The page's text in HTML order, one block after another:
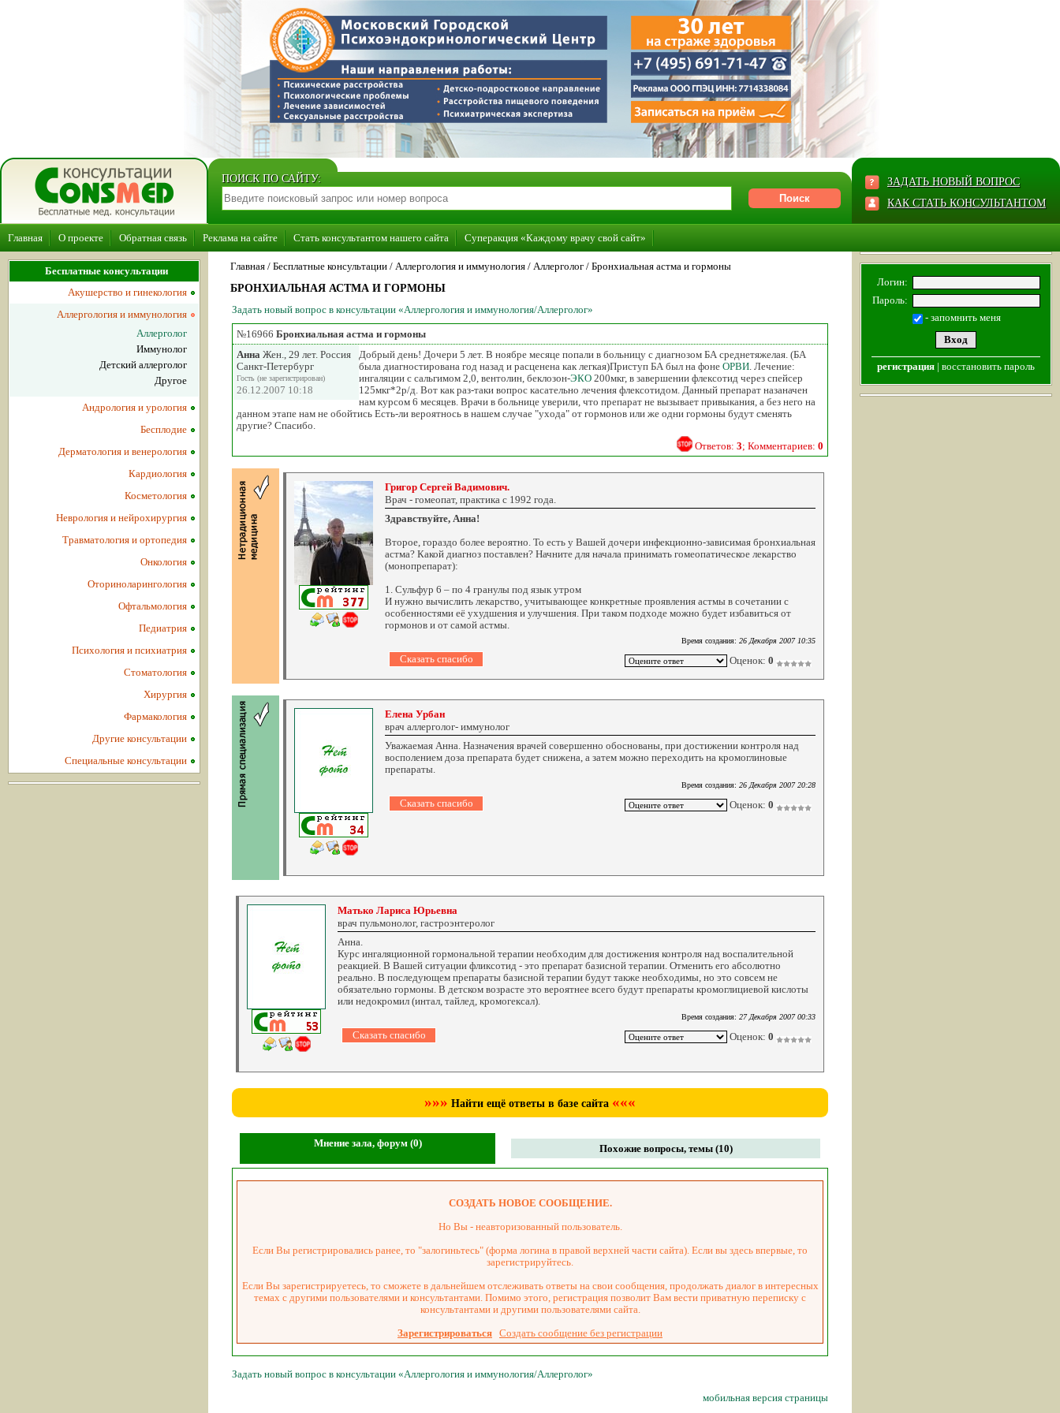
ПОИСК ПО САЙТУ:
ЗАДАТЬ НОВЫЙ ВОПРОС
КАК СТАТЬ КОНСУЛЬТАНТОМ
Главная О проекте Обратная связь Реклама на сайте Стать консультантом нашего сайта Суперакция «Каждому врачу свой сайт»
Главная / Бесплатные консультации / Аллергология и иммунология / Аллерголог / Бронхиальная астма и гормоны
БРОНХИАЛЬНАЯ АСТМА И ГОРМОНЫ
Задать новый вопрос в консультации «Аллергология и иммунология/Аллерголог»
№16966 Бронхиальная астма и гормоны
Анна Жен., 29 лет. Россия
Санкт-Петербург
Гость (не зарегистрирован)
26.12.2007 10:18
Добрый день! Дочери 5 лет. В ноябре месяце попали в больницу с диагнозом БА среднетяжелая. (БА
была диагностирована год назад и расценена как легкая)Приступ БА был на фоне ОРВИ. Лечение:
ингаляции с сальгимом 2,0, вентолин, беклозон-ЭКО 200мкг, в завершении флексотид через спейсер
125мкг*2р/д. Вот как раз-таки вопрос касательно лечения флексотидом. Данный препарат назаначен
нам курсом 6 месяцев. Врачи в больнице уверили, что препарат не вызывает привыкания, а без него на
данном этапе нам не обойтись Есть-ли вероятнось в нашем случае "ухода" от гормонов или же одни гормоны будут сменять
другие? Спасибо.
Ответов: 3; Комментариев: 0
Григор Сергей Вадимович.
Врач - гомеопат, практика с 1992 года.
Здравствуйте, Анна!
Второе, гораздо более вероятно. То есть у Вашей дочери инфекционно-зависимая бронхиальная
астма? Какой диагноз поставлен? Начните для начала принимать гомеопатическое лекарство
(монопрепарат):
1. Сульфур 6 – по 4 гранулы под язык утром
И нужно вычислить лекарство, учитывающее конкретные проявления астмы в сочетании с
особенностями её ухудшения и улучшения. При таком подходе можно будет избавиться от
гормонов и от самой астмы.
Время создания: 26 Декабря 2007 10:35
Оценок: 0
Елена Урбан
врач аллерголог- иммунолог
Уважаемая Анна. Назначения врачей совершенно обоснованы, при достижении контроля над
восполением доза препарата будет снижена, а затем можно переходить на кромоглиновые
препараты.
Время создания: 26 Декабря 2007 20:28
Оценок: 0
Матько Лариса Юрьевна
врач пульмонолог, гастроэнтеролог
Анна.
Курс ингаляционной гормональной терапии необходим для достижения контроля над воспалительной
реакцией. В Вашей ситуации фликсотид - это препарат базисной терапии. Отменить его абсолютно
реально. В последующем препараты базисной терапии будут также необходимы, но это совсем не
обязательно гормоны. В детском возрасте это вероятнее всего будут препараты кромоглициевой кислоты
или недокромил (интал, тайлед, кромогексал).
Время создания: 27 Декабря 2007 00:33
Оценок: 0
»»» Найти ещё ответы в базе сайта «««
Мнение зала, форум (0) Похожие вопросы, темы (10)
СОЗДАТЬ НОВОЕ СООБЩЕНИЕ.
Но Вы - неавторизованный пользователь.
Если Вы регистрировались ранее, то "залогиньтесь" (форма логина в правой верхней части сайта). Если вы здесь впервые, то
зарегистрируйтесь.
Если Вы зарегистрируетесь, то сможете в дальнейшем отслеживать ответы на свои сообщения, продолжать диалог в интересных
темах с другими пользователями и консультантами. Помимо этого, регистрация позволит Вам вести приватную переписку с
консультантами и другими пользователями сайта.
Зарегистрироваться Создать сообщение без регистрации
Задать новый вопрос в консультации «Аллергология и иммунология/Аллерголог»
мобильная версия страницы
Бесплатные консультации
Акушерство и гинекология
Аллергология и иммунология
Аллерголог
Иммунолог
Детский аллерголог
Другое
Андрология и урология
Бесплодие
Дерматология и венерология
Кардиология
Косметология
Неврология и нейрохирургия
Травматология и ортопедия
Онкология
Оториноларингология
Офтальмология
Педиатрия
Психология и психиатрия
Стоматология
Хирургия
Фармакология
Другие консультации
Специальные консультации
Логин:
Пароль:
- запомнить меня
регистрация | восстановить пароль